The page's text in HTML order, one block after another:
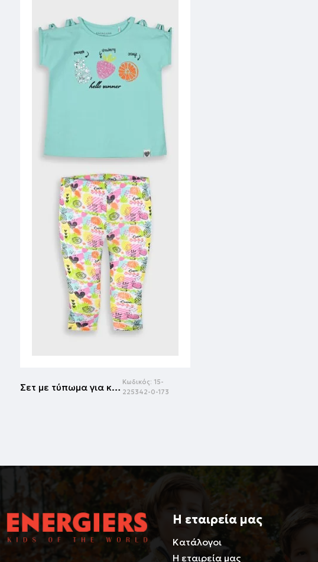
Σετ με τύπωμα για κορίτσι | ΕΜΠΡΙΜΕ Κωδικός: 15-
225342-0-173
Η εταιρεία μας
Κατάλογοι
Η εταιρεία μας